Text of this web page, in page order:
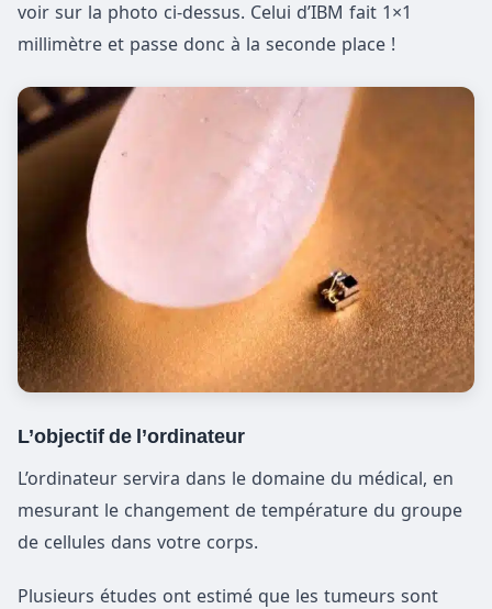
voir sur la photo ci-dessus. Celui d’IBM fait 1×1
millimètre et passe donc à la seconde place !
L’objectif de l’ordinateur
L’ordinateur servira dans le domaine du médical, en
mesurant le changement de température du groupe
de cellules dans votre corps.
Plusieurs études ont estimé que les tumeurs sont